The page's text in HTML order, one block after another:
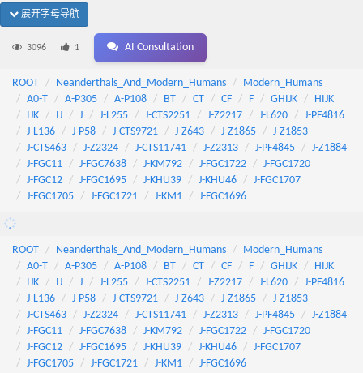
展开字母导航
3096 1 AI Consultation
ROOT Neanderthals_And_Modern_Humans
Modern_Humans
A0-T
A-P305 A-P108 BT CT CF F GHIJK
HIJK
IJK
IJ J J-L255 J-CTS2251 J-Z2217 J-L620
J-PF4816
J-L136
J-P58 J-CTS9721 J-Z643 J-Z1865
J-Z1853
J-CTS463
J-Z2324 J-CTS11741 J-Z2313 J-PF4845
J-Z1884
J-FGC11
J-FGC7638 J-KM792 J-FGC1722
J-FGC1720
J-FGC12
J-FGC1695 J-KHU39 J-KHU46
J-FGC1707
J-FGC1705
J-FGC1721 J-KM1 J-FGC1696
ROOT Neanderthals_And_Modern_Humans
Modern_Humans
A0-T
A-P305 A-P108 BT CT CF F GHIJK
HIJK
IJK
IJ J J-L255 J-CTS2251 J-Z2217 J-L620
J-PF4816
J-L136
J-P58 J-CTS9721 J-Z643 J-Z1865
J-Z1853
J-CTS463
J-Z2324 J-CTS11741 J-Z2313 J-PF4845
J-Z1884
J-FGC11
J-FGC7638 J-KM792 J-FGC1722
J-FGC1720
J-FGC12
J-FGC1695 J-KHU39 J-KHU46
J-FGC1707
J-FGC1705
J-FGC1721 J-KM1 J-FGC1696